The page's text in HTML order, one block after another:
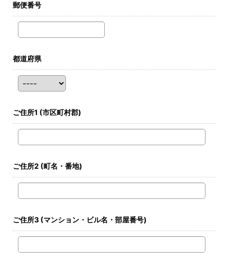
郵便番号
都道府県
ご住所1 (市区町村郡)
ご住所2 (町名・番地)
ご住所3 (マンション・ビル名・部屋番号)